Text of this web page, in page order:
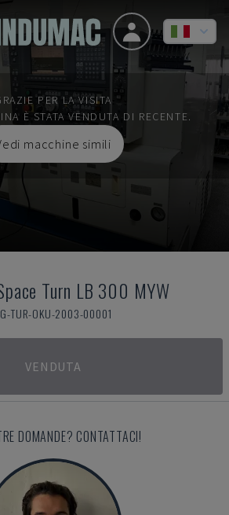
PER LA VISITA
È STATA VENDUTA DI RECENTE.
macchine simili
Turn LB 300 MYW
TUR-OKU-2003-00001
VENDUTA
DOMANDE? CONTATTACI!